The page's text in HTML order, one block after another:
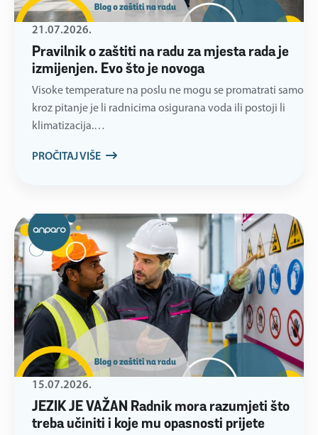
Pravilnik o zaštiti na radu za mjesta rada je
izmijenjen. Evo što je novoga
21.07.2026.
Visoke temperature na poslu ne mogu se promatrati samo
kroz pitanje je li radnicima osigurana voda ili postoji li
klimatizacija.…
PROČITAJ VIŠE
JEZIK JE VAŽAN Radnik mora razumjeti što
treba učiniti i koje mu opasnosti prijete
15.07.2026.